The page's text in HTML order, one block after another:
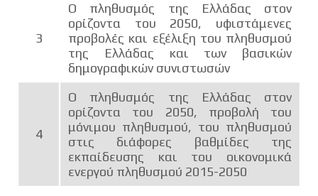
3
Ο πληθυσμός της Ελλάδας στον
ορίζοντα του 2050, υφιστάμενες
προβολές και εξέλιξη του πληθυσμού
της Ελλάδας και των βασικών
δημογραφικών συνιστωσών
4
Ο πληθυσμός της Ελλάδας στον
ορίζοντα του 2050, προβολή του
μόνιμου πληθυσμού, του πληθυσμού
στις διάφορες βαθμίδες της
εκπαίδευσης και του οικονομικά
ενεργού πληθυσμού 2015-2050